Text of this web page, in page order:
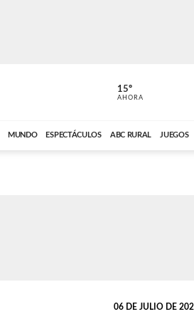
ABC CARDINAL
15º
AHORA
MUNDO ESPECTÁCULOS ABC RURAL JUEGOS
06 DE JULIO DE